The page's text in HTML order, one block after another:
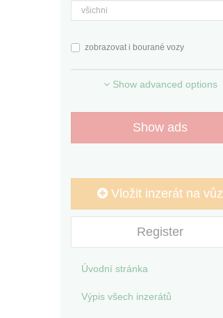
zobrazovat i bourané vozy
Show advanced options
Show ads
Vložit inzerát na vůz
Register
Úvodní stránka
Výpis všech inzerátů